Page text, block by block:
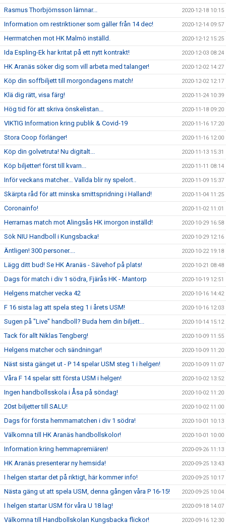
Rasmus Thorbjörnsson lämnar... 2020-12-18 10:15
Information om restriktioner som gäller från 14 dec! 2020-12-14 09:57
Herrmatchen mot HK Malmö inställd. 2020-12-12 15:25
Ida Espling-Ek har kritat på ett nytt kontrakt! 2020-12-03 08:24
HK Aranäs söker dig som vill arbeta med talanger! 2020-12-02 14:27
Köp din soffbiljett till morgondagens match! 2020-12-02 12:17
Klä dig rätt, visa färg! 2020-11-24 10:39
Hög tid för att skriva önskelistan... 2020-11-18 09:20
VIKTIG Information kring publik & Covid-19 2020-11-16 17:20
Stora Coop förlänger! 2020-11-16 12:00
Köp din golvetruta! Nu digitalt... 2020-11-13 15:31
Köp biljetter! först till kvarn... 2020-11-11 08:14
Inför veckans matcher... Vallda blir ny spelort.. 2020-11-09 15:37
Skärpta råd för att minska smittspridning i Halland! 2020-11-04 11:25
Coronainfo! 2020-11-02 11:01
Herrarnas match mot Alingsås HK imorgon inställd! 2020-10-29 16:58
Sök NIU Handboll i Kungsbacka! 2020-10-29 12:16
Äntligen! 300 personer.... 2020-10-22 19:18
Lägg ditt bud! Se HK Aranäs - Sävehof på plats! 2020-10-21 08:48
Dags för match i div 1 södra, Fjärås HK - Mantorp 2020-10-19 12:51
Helgens matcher vecka 42 2020-10-16 14:42
F 16 sista lag att spela steg 1 i årets USM! 2020-10-16 12:03
Sugen på "Live" handboll? Buda hem din biljett... 2020-10-14 15:12
Tack för allt Niklas Tengberg! 2020-10-09 11:55
Helgens matcher och sändningar! 2020-10-09 11:20
Näst sista gänget ut - P 14 spelar USM steg 1 i helgen! 2020-10-09 11:07
Våra F 14 spelar sitt första USM i helgen! 2020-10-02 13:52
Ingen handbollsskola i Åsa på söndag! 2020-10-02 11:20
20st biljetter till SALU! 2020-10-02 11:00
Dags för första hemmamatchen i div 1 södra! 2020-10-01 10:13
Välkomna till HK Aranäs handbollskolor! 2020-10-01 10:00
Information kring hemmapremiären! 2020-09-26 11:13
HK Aranäs presenterar ny hemsida! 2020-09-25 13:43
I helgen startar det på riktigt, här kommer info! 2020-09-25 10:17
Nästa gäng ut att spela USM, denna gången våra P 16-15! 2020-09-25 10:04
I helgen startar USM för våra U 18 lag! 2020-09-18 14:07
Välkomna till Handbollskolan Kungsbacka flickor! 2020-09-16 12:30